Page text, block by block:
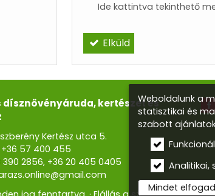
Ide kattintva tekinthető
Elküld
dísznövényáruda, kertészet és
Kertész utca 5.
+36 57 400 455
390 2856, +36 20 405 0405
Weboldalunk a
statisztikai és
szabott
Analitikai,
Mindet